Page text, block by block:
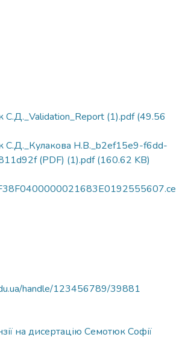
С.Д._Validation_Report (1).pdf(49.56
С.Д._Кулакова Н.В._b2ef15e9-f6dd-
(PDF) (1).pdf(160.62 KB)
handle/123456789/39881
на дисертацію Семотюк Софії